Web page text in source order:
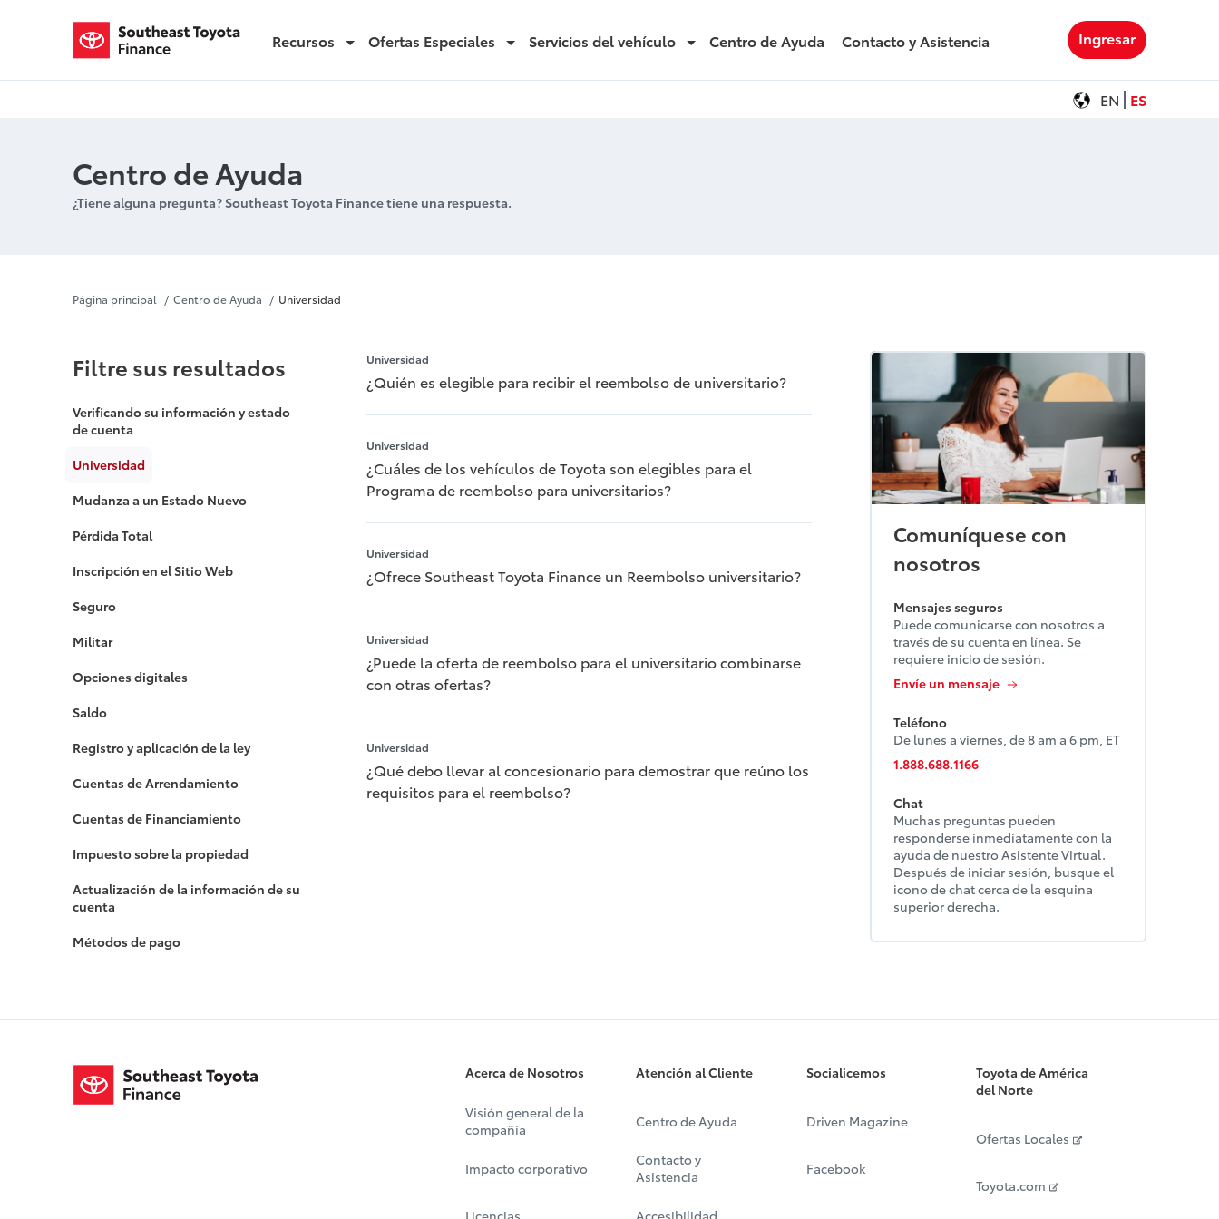
Universidad Recursos Ofertas Especiales Servicios del vehículo Centro de Ayuda Contacto y Asistencia Ingresar
EN ES
Centro de Ayuda
¿Tiene alguna pregunta? Southeast Toyota Finance tiene una respuesta.
Universidad
Página principal Centro de Ayuda Universidad
Filtre sus resultados
Verificando su información y estado
de cuenta
Universidad
Mudanza a un Estado Nuevo
Pérdida Total
Inscripción en el Sitio Web
Seguro
Militar
Opciones digitales
Saldo
Registro y aplicación de la ley
Cuentas de Arrendamiento
Cuentas de Financiamiento
Impuesto sobre la propiedad
Actualización de la información de su
cuenta
Métodos de pago
Universidad
¿Quién es elegible para recibir el reembolso de universitario?
Universidad
¿Cuáles de los vehículos de Toyota son elegibles para el
Programa de reembolso para universitarios?
Universidad
¿Ofrece Southeast Toyota Finance un Reembolso universitario?
Universidad
¿Puede la oferta de reembolso para el universitario combinarse
con otras ofertas?
Universidad
¿Qué debo llevar al concesionario para demostrar que reúno los
requisitos para el reembolso?
Comuníquese con
nosotros
Mensajes seguros
Puede comunicarse con nosotros a
través de su cuenta en línea. Se
requiere inicio de sesión.
Envíe un mensaje
Teléfono
De lunes a viernes, de 8 am a 6 pm, ET
1.888.688.1166
Chat
Muchas preguntas pueden
responderse inmediatamente con la
ayuda de nuestro Asistente Virtual.
Después de iniciar sesión, busque el
icono de chat cerca de la esquina
superior derecha.
Acerca de Nosotros
Visión general de la
compañía
Impacto corporativo
Licencias
Atención al Cliente
Centro de Ayuda
Contacto y
Asistencia
Accesibilidad
Socialicemos
Driven Magazine
Facebook
Toyota de América
del Norte
Ofertas Locales
Toyota.com